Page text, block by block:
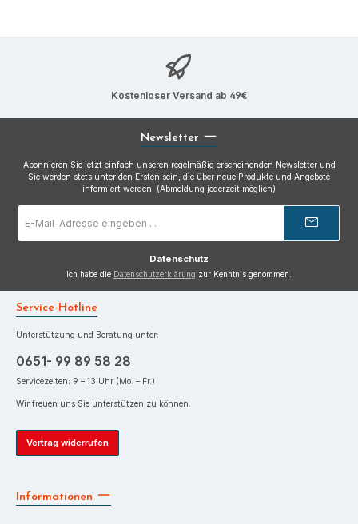
Kostenloser Versand ab 49€
Newsletter
Abonnieren Sie jetzt einfach unseren regelmäßig erscheinenden Newsletter und
Sie werden stets unter den Ersten sein, die über neue Produkte und Angebote
informiert werden. (Abmeldung jederzeit möglich)
Mail-
Datenschutz
Ich habe die Datenschutzerklärung zur Kenntnis genommen.
Service-Hotline
Unterstützung und Beratung unter:
0651- 99 89 58 28
Servicezeiten: 9 – 13 Uhr (Mo. – Fr.)
Wir freuen uns Sie unterstützen zu können.
Vertrag widerrufen
Informationen